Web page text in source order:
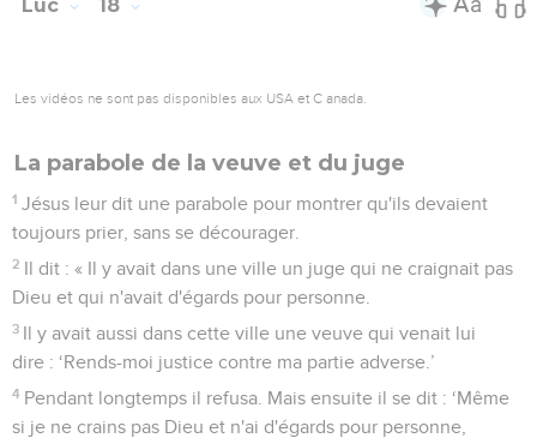
Luc 18
Les vidéos ne sont pas disponibles aux USA et C anada.
La parabole de la veuve et du juge
1 Jésus leur dit une parabole pour montrer qu'ils devaient
toujours prier, sans se décourager.
2 Il dit : « Il y avait dans une ville un juge qui ne craignait pas
Dieu et qui n'avait d'égards pour personne.
3 Il y avait aussi dans cette ville une veuve qui venait lui
dire : ‘Rends-moi justice contre ma partie adverse.’
4 Pendant longtemps il refusa. Mais ensuite il se dit : ‘Même
si je ne crains pas Dieu et n'ai d'égards pour personne,